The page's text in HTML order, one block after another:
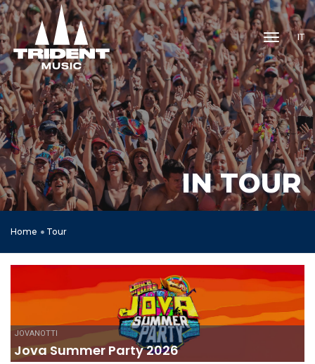
toggle
IT
IN TOUR
Home Tour
JOVANOTTI
Jova Summer Party 2026